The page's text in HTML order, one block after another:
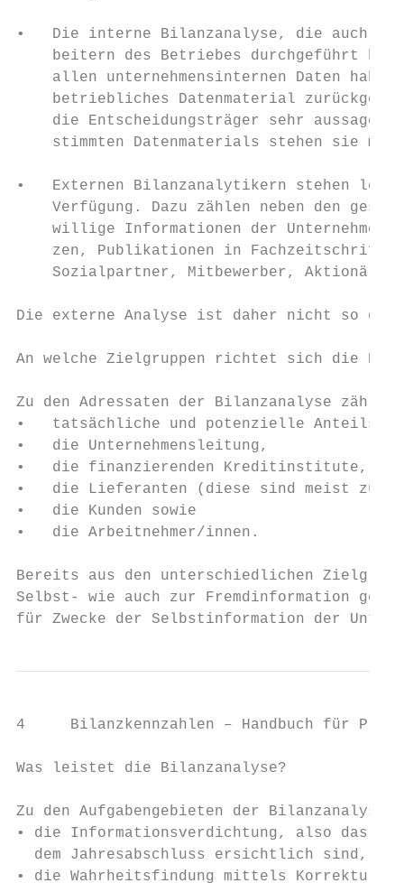
•   Die interne Bilanzanalyse, die auch
beitern des Betriebes durchgeführt
allen unternehmensinternen Daten
betriebliches Datenmaterial
die Entscheidungsträger sehr
stimmten Datenmaterials stehen sie
•   Externen Bilanzanalytikern stehen
Verfügung. Dazu zählen neben den
willige Informationen der
zen, Publikationen in
Sozialpartner, Mitbewerber, Aktionäre,
Die externe Analyse ist daher nicht so
An welche Zielgruppen richtet sich die
Zu den Adressaten der Bilanzanalyse zählen:
•   tatsächliche und potenzielle
•   die Unternehmensleitung,
•   die finanzierenden Kreditinstitute,
•   die Lieferanten (diese sind meist
•   die Kunden sowie
•   die Arbeitnehmer/innen.
Bereits aus den unterschiedlichen
Selbst- wie auch zur Fremdinformation
für Zwecke der Selbstinformation der
4     Bilanzkennzahlen – Handbuch für
Was leistet die Bilanzanalyse?
Zu den Aufgabengebieten der Bilanzanalyse
• die Informationsverdichtung, also das
  dem Jahresabschluss ersichtlich sind,
• die Wahrheitsfindung mittels Korrektur